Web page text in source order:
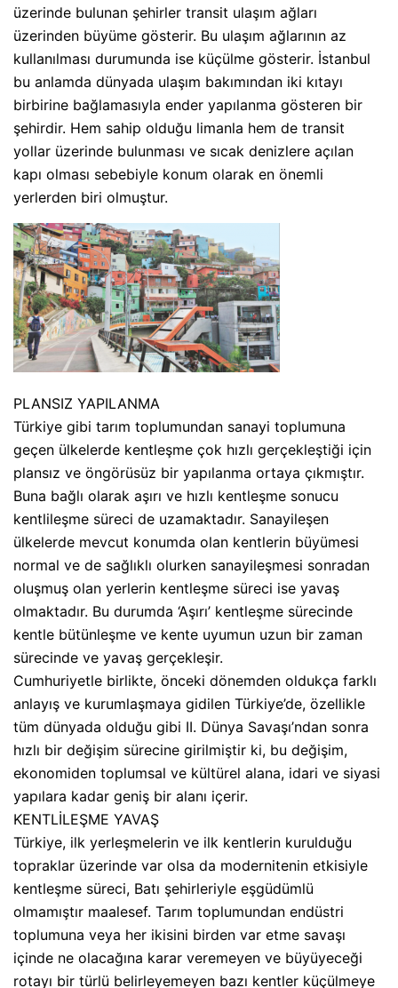
üzerinde bulunan şehirler transit ulaşım ağları
üzerinden büyüme gösterir. Bu ulaşım ağlarının az
kullanılması durumunda ise küçülme gösterir. İstanbul
bu anlamda dünyada ulaşım bakımından iki kıtayı
birbirine bağlamasıyla ender yapılanma gösteren bir
şehirdir. Hem sahip olduğu limanla hem de transit
yollar üzerinde bulunması ve sıcak denizlere açılan
kapı olması sebebiyle konum olarak en önemli
yerlerden biri olmuştur.
PLANSIZ YAPILANMA
Türkiye gibi tarım toplumundan sanayi toplumuna
geçen ülkelerde kentleşme çok hızlı gerçekleştiği için
plansız ve öngörüsüz bir yapılanma ortaya çıkmıştır.
Buna bağlı olarak aşırı ve hızlı kentleşme sonucu
kentlileşme süreci de uzamaktadır. Sanayileşen
ülkelerde mevcut konumda olan kentlerin büyümesi
normal ve de sağlıklı olurken sanayileşmesi sonradan
oluşmuş olan yerlerin kentleşme süreci ise yavaş
olmaktadır. Bu durumda ‘Aşırı’ kentleşme sürecinde
kentle bütünleşme ve kente uyumun uzun bir zaman
sürecinde ve yavaş gerçekleşir.
Cumhuriyetle birlikte, önceki dönemden oldukça farklı
anlayış ve kurumlaşmaya gidilen Türkiye’de, özellikle
tüm dünyada olduğu gibi II. Dünya Savaşı’ndan sonra
hızlı bir değişim sürecine girilmiştir ki, bu değişim,
ekonomiden toplumsal ve kültürel alana, idari ve siyasi
yapılara kadar geniş bir alanı içerir.
KENTLİLEŞME YAVAŞ
Türkiye, ilk yerleşmelerin ve ilk kentlerin kurulduğu
topraklar üzerinde var olsa da modernitenin etkisiyle
kentleşme süreci, Batı şehirleriyle eşgüdümlü
olmamıştır maalesef. Tarım toplumundan endüstri
toplumuna veya her ikisini birden var etme savaşı
içinde ne olacağına karar veremeyen ve büyüyeceği
rotayı bir türlü belirleyemeyen bazı kentler küçülmeye